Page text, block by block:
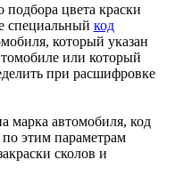
подбора цвета краски
специальный код
который указан
или который
при расшифровке
марка автомобиля, код
этим параметрам
сколов и